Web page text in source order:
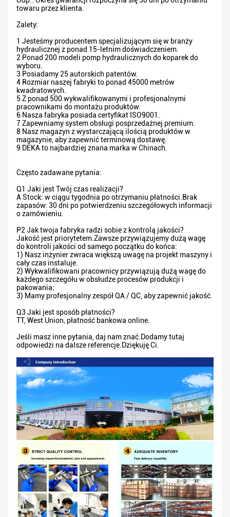
towaru przez klienta.
Zalety:
1 Jesteśmy producentem specjalizującym się w branży
hydraulicznej z ponad 15-letnim doświadczeniem.
2 Ponad 200 modeli pomp hydraulicznych do koparek do
wyboru.
3 Posiadamy 25 autorskich patentów.
4 Rozmiar naszej fabryki to ponad 45000 metrów
kwadratowych.
5 Z ponad 500 wykwalifikowanymi i profesjonalnymi
pracownikami do montażu produktów.
6 Nasza fabryka posiada certyfikat ISO9001.
7 Zapewniamy system obsługi posprzedażnej premium.
8 Nasz magazyn z wystarczającą ilością produktów w
magazynie, aby zapewnić terminową dostawę.
9 DEKA to najbardziej znana marka w Chinach.
Często zadawane pytania:
Q1 Jaki jest Twój czas realizacji?
A Stock: w ciągu tygodnia po otrzymaniu płatności.Brak
zapasów: 30 dni po potwierdzeniu szczegółowych informacji
o zamówieniu.
P2 Jak twoja fabryka radzi sobie z kontrolą jakości?
Jakość jest priorytetem.Zawsze przywiązujemy dużą wagę
do kontroli jakości od samego początku do końca:
1) Nasz inżynier zwraca większą uwagę na projekt maszyny i
cały czas instaluje.
2) Wykwalifikowani pracownicy przywiązują dużą wagę do
każdego szczegółu w obsłudze procesów produkcji i
pakowania;
3) Mamy profesjonalny zespół QA / QC, aby zapewnić jakość.
Q3 Jaki jest sposób płatności?
TT, West Union, płatność bankowa online.
Jeśli masz inne pytania, daj nam znać.Dodamy tutaj
odpowiedzi na dalsze referencje.Dziękuję Ci.